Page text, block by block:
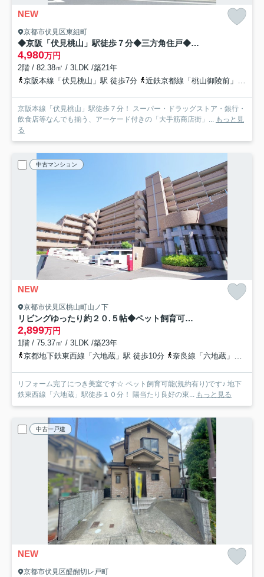
NEW
京都市伏見区東組町
◆京阪「伏見桃山」駅徒歩７分◆三方角住戸◆収納充実３LDK◆エスリード伏見桃山壱番館
4,980万円
2階 / 82.38㎡ / 3LDK /築21年
京阪本線「伏見桃山」駅 徒歩7分
近鉄京都線「桃山御陵前」駅 徒歩9分
京阪本線「伏見桃山」駅徒歩７分！ スーパー・ドラッグストア・銀行・
飲食店等なんでも揃う、アーケード付きの「大手筋商店街」... もっと見
る
中古マンション
NEW
京都市伏見区桃山町山ノ下
リビングゆったり約２０.５帖◆ペット飼育可◆地下鉄「六地蔵」駅徒歩１０分◆クレステージ桃山
2,899万円
1階 / 75.37㎡ / 3LDK /築23年
京都地下鉄東西線「六地蔵」駅 徒歩10分
奈良線「六地蔵」駅 徒歩13分
リフォーム完了につき美室です☆ ペット飼育可能(規約有り)です♪ 地下
鉄東西線「六地蔵」駅徒歩１０分！ 陽当たり良好の東... もっと見る
中古一戸建
NEW
京都市伏見区醍醐切レ戸町